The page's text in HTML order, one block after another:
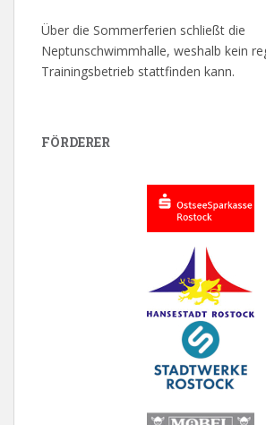
Über die Sommerferien schließt die
Neptunschwimmhalle, weshalb kein
Trainingsbetrieb stattfinden kann.
FÖRDERER